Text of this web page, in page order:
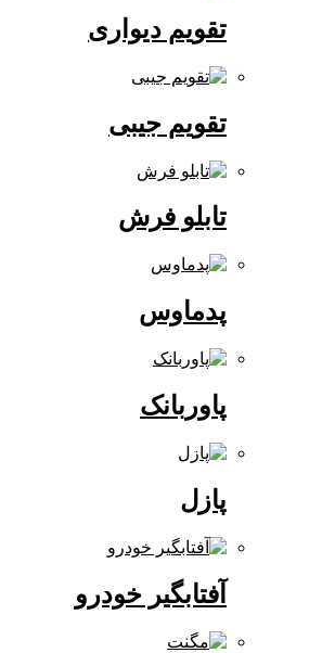
تقویم دیواری
تقویم جیبی
تابلو فرش
آفتابگیر خودرو